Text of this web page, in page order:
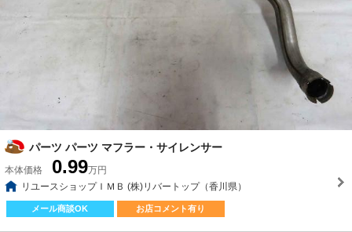
パーツ パーツ マフラー・サイレンサー
本体価格 0.99万円
リユースショップＩＭＢ (株)リバートップ（香川県）
メール商談OK お店コメント有り